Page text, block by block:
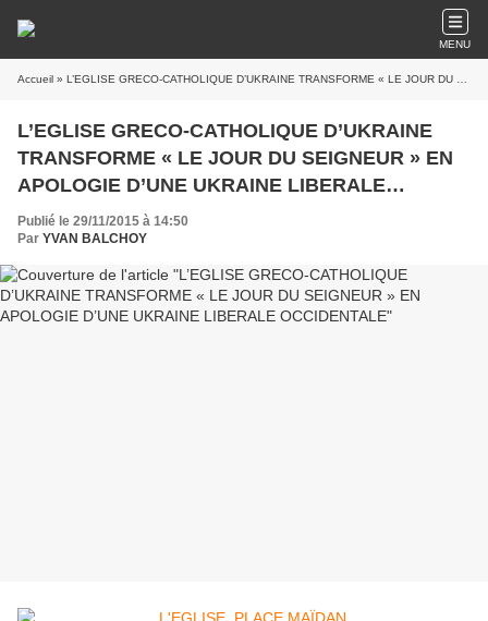
MENU
Accueil » L’EGLISE GRECO-CATHOLIQUE D’UKRAINE TRANSFORME « LE JOUR DU SEIGNEUR » EN APOLOGIE D’UNE UKRAINE LIBERALE OCCIDENTALE
L’EGLISE GRECO-CATHOLIQUE D’UKRAINE
TRANSFORME « LE JOUR DU SEIGNEUR » EN
APOLOGIE D’UNE UKRAINE LIBERALE
OCCIDENTALE
Publié le 29/11/2015 à 14:50
Par YVAN BALCHOY